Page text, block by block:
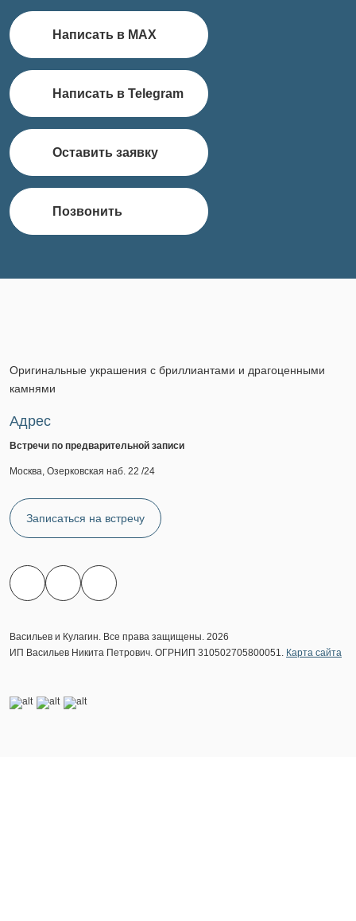
Написать в MAX
Написать в Telegram
Оставить заявку
Позвонить
Оригинальные украшения с бриллиантами и драгоценными
камнями
Адрес
Встречи по предварительной записи
Москва, Озерковская наб. 22 /24
Записаться на встречу
Васильев и Кулагин. Все права защищены. 2026
ИП Васильев Никита Петрович. ОГРНИП 310502705800051. Карта сайта